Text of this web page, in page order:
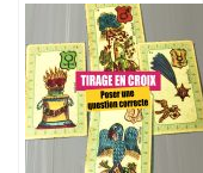
QUESTION À POSER
et par quoi la
remplacer.